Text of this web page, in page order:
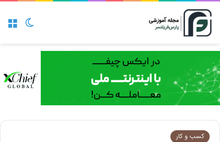
تغییر
کسب و کار